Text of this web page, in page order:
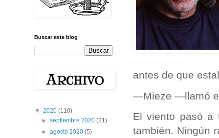
antes de que
—Mieze —llamó
El viento pasó a
también. Ningún
Buscar este blog
▼ 2020 (110)
►septiembre 2020(21)
►agosto 2020(5)